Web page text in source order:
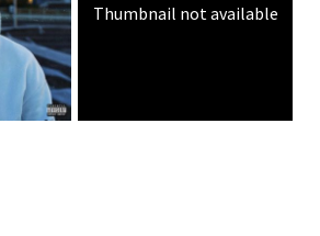
Thumbnail not available